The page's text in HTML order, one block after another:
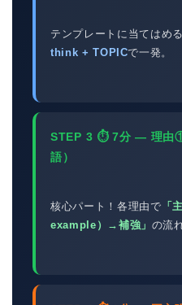
テンプレートに当てはめる
think + TOPICで一発。
STEP 3 ⏱ 7分 — 理由
語）
核心パート！各理由で 「
example）→補強」 の流